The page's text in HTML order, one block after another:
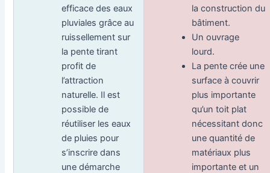
efficace des eaux
pluviales grâce au
ruissellement sur
la pente tirant
profit de
l’attraction
naturelle. Il est
possible de
réutiliser les eaux
de pluies pour
s’inscrire dans
une démarche
la construction du
bâtiment.
Un ouvrage
lourd.
La pente crée une
surface à couvrir
plus importante
qu’un toit plat
nécessitant donc
une quantité de
matériaux plus
importante et un